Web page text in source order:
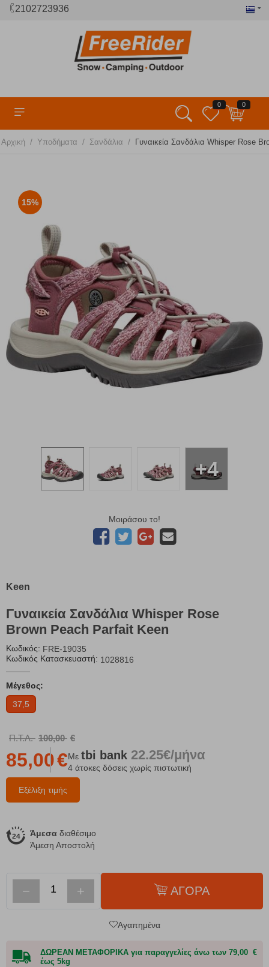
2102723936
0 0
Αρχική / Υποδήματα / Σανδάλια / Γυναικεία Σανδάλια Whisper Rose
15%
+4
Μοιράσου το!
Keen
Γυναικεία Σανδάλια Whisper Rose
Brown Peach Parfait Keen
Κωδικός: FRE-19035
Κωδικός Κατασκευαστή: 1028816
Μέγεθος:
37,5
Π.Τ.Λ. 100,00 €
Εξέλιξη τιμής
85,00€Με tbi bank 22.25€/μήνα
4 άτοκες δόσεις χωρίς πιστωτική
Άμεσα διαθέσιμο
Άμεση Αποστολή
− + ΑΓΟΡΑ
Αγαπημένα
ΔΩΡΕΑΝ ΜΕΤΑΦΟΡΙΚΑ για παραγγελίες άνω των 79,00 €
έως 5kg